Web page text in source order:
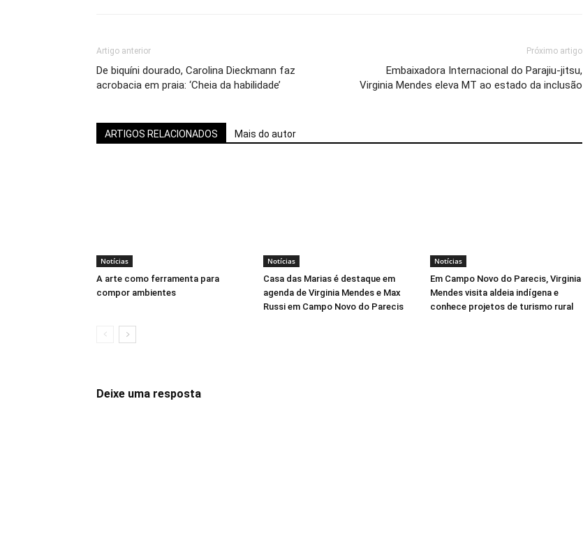
Artigo anterior
De biquíni dourado, Carolina Dieckmann faz
acrobacia em praia: ‘Cheia da habilidade’
Próximo artigo
Embaixadora Internacional do Parajiu-jitsu,
Virginia Mendes eleva MT ao estado da inclusão
ARTIGOS RELACIONADOS Mais do autor
Notícias
A arte como ferramenta para
compor ambientes
Notícias
Casa das Marias é destaque em
agenda de Virginia Mendes e Max
Russi em Campo Novo do Parecis
Notícias
Em Campo Novo do Parecis, Virginia
Mendes visita aldeia indígena e
conhece projetos de turismo rural
Deixe uma resposta